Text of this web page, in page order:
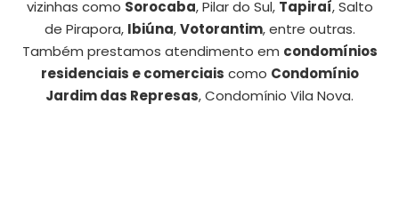
vizinhas como Sorocaba, Pilar do Sul, Tapiraí, Salto
de Pirapora, Ibiúna,Votorantim, entre outras.
Também prestamos atendimento em condomínios
residenciais e comerciais como Condomínio
Jardim das Represas, Condomínio Vila Nova.